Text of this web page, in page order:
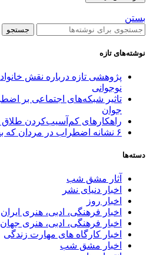
بستن
جستجو
نوشته‌های تازه
پژوهشی تازه درباره نقش
نوجوانی
تاثیر شبکه‌های اجتماعی بر
جوان
راهکارهای کم‌آسیب‌کردن طلاق
۶ نشانه اضطراب در مردان که بسیاری آن را نادیده می‌گیرند
دسته‌ها
آثار مشق شب
اخبار دنیای نشر
اخبار روز
اخبار فرهنگی، ادبی، هنری ایران
اخبار فرهنگی، ادبی، هنری جهان
اخبار کارگاه های مهارت زندگی
اخبار مشق شب